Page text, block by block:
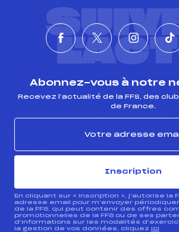
Abonnez-vous à notre
Recevez l’actualité de la FFS, des
de France.
Inscription
En cliquant sur « inscription », j’autorise la
adresse email pour m’envoyer
de la FFS, qui peut contenir des offres
promotionnelles de la FFS ou de ses
d’informations sur les modalités
la gestion de vos données, cliquez ici